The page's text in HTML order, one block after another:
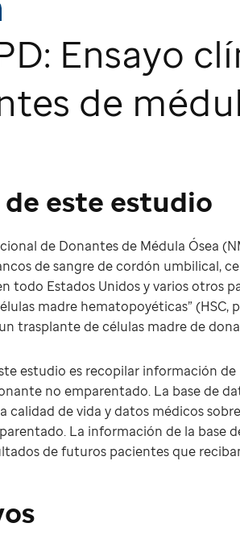
Ensayo
de
este estudio
de Donantes de Médula Ósea
de sangre de cordón umbilical,
todo Estados Unidos y varios otros
madre hematopoyéticas” (HSC,
trasplante de células madre de
estudio es recopilar información
no emparentado. La base de
calidad de vida y datos médicos
La información de la base
de futuros pacientes que